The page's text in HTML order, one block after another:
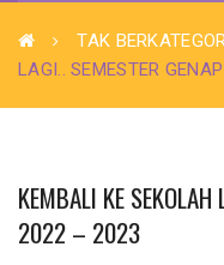
TAK
LAGI.. SEMESTER
KEMBALI KE SEKOLAH
2022 – 2023